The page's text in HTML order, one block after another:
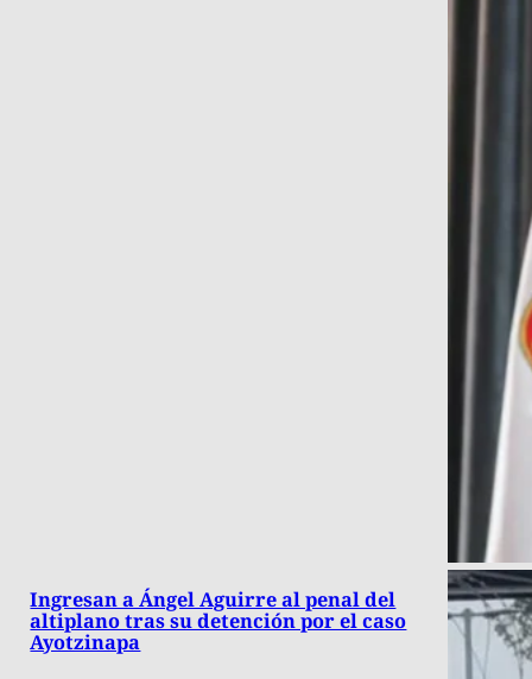
Ingresan a Ángel Aguirre al penal del
altiplano tras su detención por el caso
Ayotzinapa